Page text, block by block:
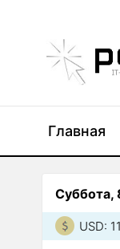
Главная
Суббота,
USD: